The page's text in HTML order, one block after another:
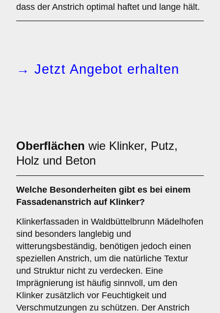
dass der Anstrich optimal haftet und lange hält.
→ Jetzt Angebot erhalten
Oberflächen wie Klinker, Putz,
Holz und Beton
Welche Besonderheiten gibt es bei einem
Fassadenanstrich auf Klinker?
Klinkerfassaden in Waldbüttelbrunn Mädelhofen
sind besonders langlebig und
witterungsbeständig, benötigen jedoch einen
speziellen Anstrich, um die natürliche Textur
und Struktur nicht zu verdecken. Eine
Imprägnierung ist häufig sinnvoll, um den
Klinker zusätzlich vor Feuchtigkeit und
Verschmutzungen zu schützen. Der Anstrich